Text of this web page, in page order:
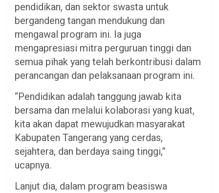
pendidikan, dan sektor swasta untuk
bergandeng tangan mendukung dan
mengawal program ini. Ia juga
mengapresiasi mitra perguruan tinggi dan
semua pihak yang telah berkontribusi dalam
perancangan dan pelaksanaan program ini.
“Pendidikan adalah tanggung jawab kita
bersama dan melalui kolaborasi yang kuat,
kita akan dapat mewujudkan masyarakat
Kabupaten Tangerang yang cerdas,
sejahtera, dan berdaya saing tinggi,”
ucapnya.
Lanjut dia, dalam program beasiswa